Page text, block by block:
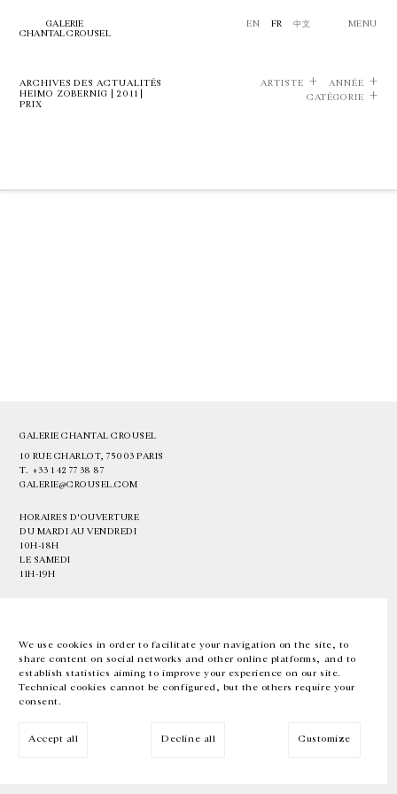
We use cookies in order to facilitate your navigation on the site, to
share content on social networks and other online platforms, and to
establish statistics aiming to improve your experience on our site.
Technical cookies cannot be configured, but the others require your
consent.
Accept all Decline all Customize
GALERIE
CHANTAL CROUSEL
EN FR 中文 MENU
ARCHIVES DES ACTUALITÉS
HEIMO ZOBERNIG | 2011 |
PRIX
ARTISTE
ANNÉE
CATÉGORIE
GALERIE CHANTAL CROUSEL
10 RUE CHARLOT, 75003 PARIS
T. +33 1 42 77 38 87
GALERIE@CROUSEL.COM
HORAIRES D'OUVERTURE
DU MARDI AU VENDREDI
10H-18H
LE SAMEDI
11H-19H
EN FR 中文 Facebook Instagram
Inscrivez-vous à notre newsletter